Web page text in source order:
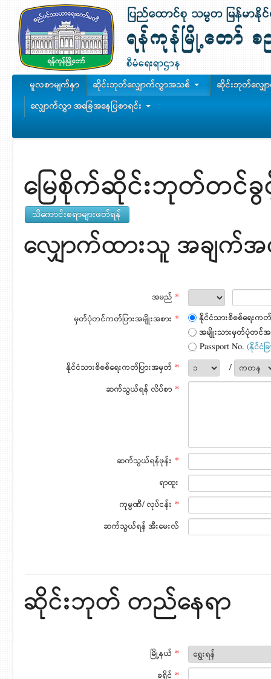
မူလစာမျက်နှာ ဆိုင်းဘုတ်လျှောက်လွှာအသစ်
ဆိုင်းဘုတ်လျှေ
လျှောက်လွှာ အခြေအနေပြစာရင်း
မြေစိုက်ဆိုင်းဘုတ်တင်ခွင့်
လျှောက်ထားသူ အချ
အမည် *
မှတ်ပုံတင်ကတ်ပြားအမျိုးအစား *
နိုင်ငံသားစိစစ်ရေးက
အမျိုးသားမှတ်ပုံတင်
Passport No. (နိုင်ငံခ
နိုင်ငံသားစိစစ်ရေးကတ်ပြားအမှတ် *
/
ဆက်သွယ်ရန် လိပ်စာ *
ဆက်သွယ်ရန်ဖုန်း *
ရာထူး
ကုမ္ပဏီ/ လုပ်ငန်း *
ဆက်သွယ်ရန် အီးမေးလ်
ဆိုင်းဘုတ် တည်နေရာ
မြို့နယ် *
ခရိုင် *